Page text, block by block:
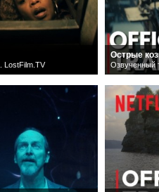
LostFilm.TV
Острые
Озвученный